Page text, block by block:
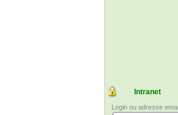
Intranet
Login ou adresse